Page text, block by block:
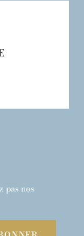
pas nos